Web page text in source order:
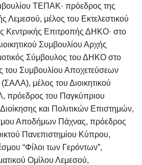
ΤΕΠΑΚ· πρόεδρος της
Λεμεσού, μέλος του Εκτελεστικού
Κεντρικής Επιτροπής ΔΗΚΟ· στο
Συμβουλίου Αρχής
Σύμβουλος του ΔΗΚΟ στο
του Συμβουλίου Αποχετεύσεων
μέλος του Διοικητικού
πρόεδρος του Παγκύπριου
και Πολιτικών Επιστημών,
Αποδήμων Πάχνας, πρόεδρος
Πανεπιστημίου Κύπρου,
“Φίλοι των Γερόντων”,
Ομίλου Λεμεσού,